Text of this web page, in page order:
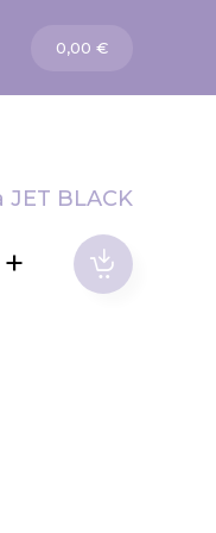
La mia carta
0,00 €
BLACK